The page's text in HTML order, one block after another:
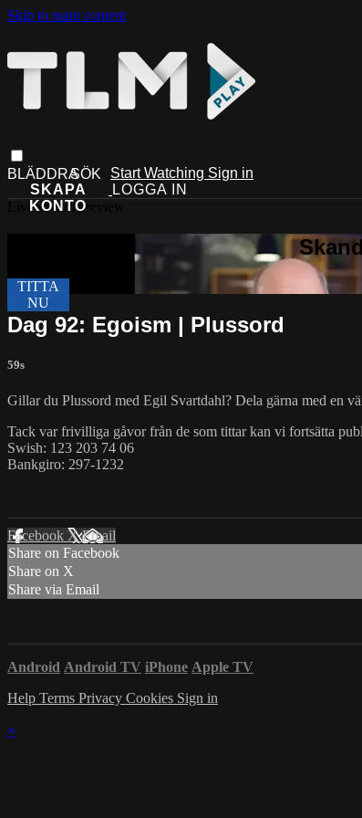
Skip to main content
Start Watching Sign in
Live stream preview
Dag 92: Egoism | Plussord
59s
Gillar du Plussord med Egil Svartdahl? Dela gärna med en
Tack var frivilliga gåvor från de som tittar kan vi fortsätta
Swish: 123 203 74 06
Bankgiro: 297-1232
Facebook XEmail
Share on Facebook
Share on X
Share via Email
Android Android TV iPhone Apple TV
Help Terms Privacy Cookies Sign in
×